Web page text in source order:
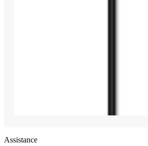
Assistance